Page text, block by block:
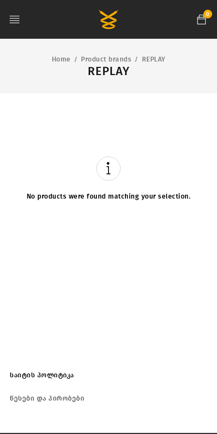
0
Home / Product brands / REPLAY
REPLAY
No products were found matching your selection.
საიტის პოლიტიკა
წესები და პირობები